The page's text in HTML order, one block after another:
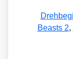
Beasts 2,